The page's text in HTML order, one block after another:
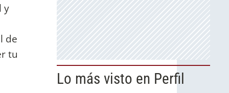
y
de
tu
Lo más visto en Perfil